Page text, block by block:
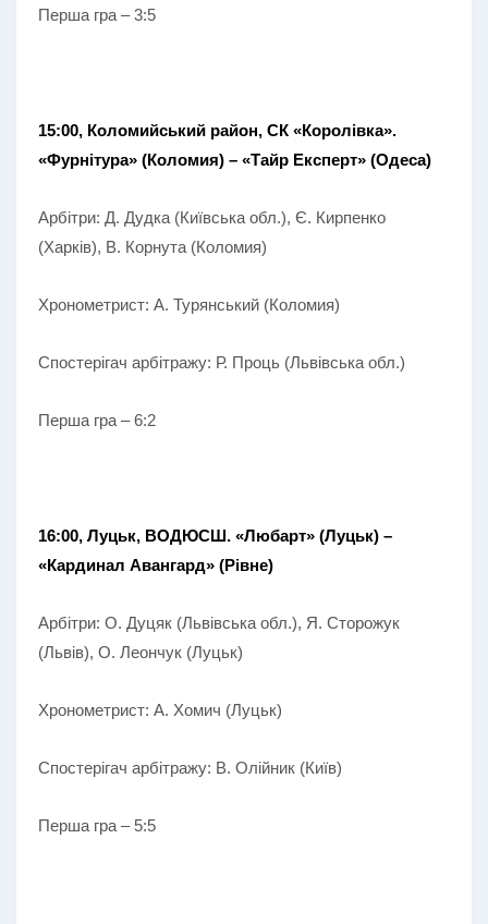
Перша гра – 3:5
15:00, Коломийський район, СК «Королівка».
«Фурнітура» (Коломия) – «Тайр Експерт» (Одеса)
Арбітри: Д. Дудка (Київська обл.), Є. Кирпенко
(Харків), В. Корнута (Коломия)
Хронометрист: А. Турянський (Коломия)
Спостерігач арбітражу: Р. Проць (Львівська обл.)
Перша гра – 6:2
16:00, Луцьк, ВОДЮСШ. «Любарт» (Луцьк) –
«Кардинал Авангард» (Рівне)
Арбітри: О. Дуцяк (Львівська обл.), Я. Сторожук
(Львів), О. Леончук (Луцьк)
Хронометрист: А. Хомич (Луцьк)
Спостерігач арбітражу: В. Олійник (Київ)
Перша гра – 5:5